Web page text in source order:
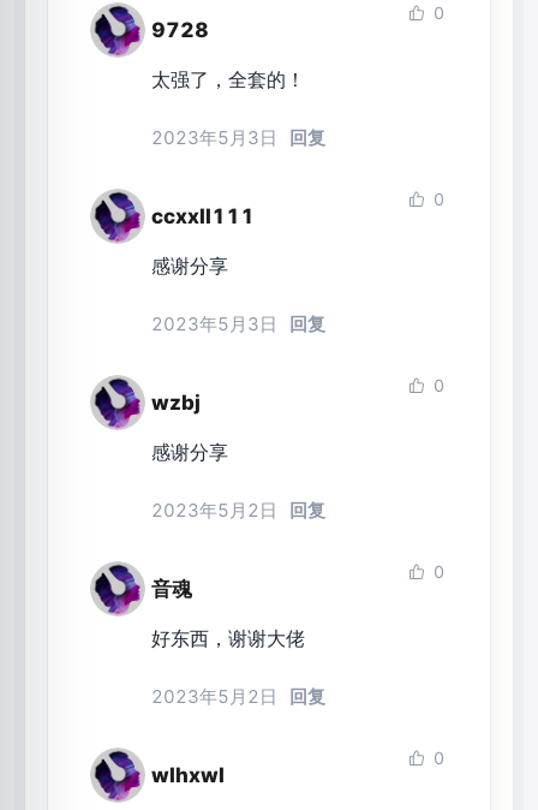
9728
0
太强了，全套的！
2023年5月3日 回复
ccxxll111
0
感谢分享
2023年5月3日 回复
wzbj
0
感谢分享
2023年5月2日 回复
音魂
0
好东西，谢谢大佬
2023年5月2日 回复
wlhxwl
0